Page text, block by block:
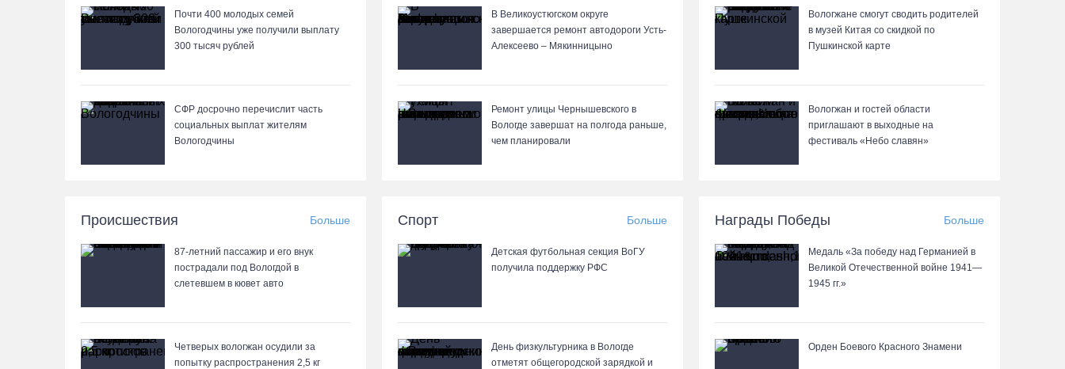
Почти 400 молодых семей
Вологодчины уже получили выплату
300 тысяч рублей
СФР досрочно перечислит часть
социальных выплат жителям
Вологодчины
В Великоустюгском округе
завершается ремонт автодороги Усть-
Алексеево – Мякинницыно
Ремонт улицы Чернышевского в
Вологде завершат на полгода раньше,
чем планировали
Вологжане смогут сводить родителей
в музей Китая со скидкой по
Пушкинской карте
Вологжан и гостей области
приглашают в выходные на
фестиваль «Небо славян»
Происшествия Больше
87-летний пассажир и его внук
пострадали под Вологдой в
слетевшем в кювет авто
Четверых вологжан осудили за
попытку распространения 2,5 кг
Спорт Больше
Детская футбольная секция ВоГУ
получила поддержку РФС
День физкультурника в Вологде
отметят общегородской зарядкой и
Награды Победы Больше
Медаль «За победу над Германией в
Великой Отечественной войне 1941—
1945 гг.»
Орден Боевого Красного Знамени